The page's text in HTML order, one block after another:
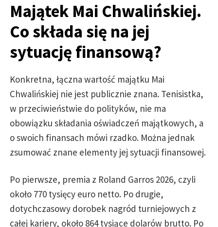
Majątek Mai Chwalińskiej.
Co składa się na jej
sytuację finansową?
Konkretna, łączna wartość majątku Mai
Chwalińskiej nie jest publicznie znana. Tenisistka,
w przeciwieństwie do polityków, nie ma
obowiązku składania oświadczeń majątkowych, a
o swoich finansach mówi rzadko. Można jednak
zsumować znane elementy jej sytuacji finansowej.
Po pierwsze, premia z Roland Garros 2026, czyli
około 770 tysięcy euro netto. Po drugie,
dotychczasowy dorobek nagród turniejowych z
całej kariery, około 864 tysiące dolarów brutto. Po